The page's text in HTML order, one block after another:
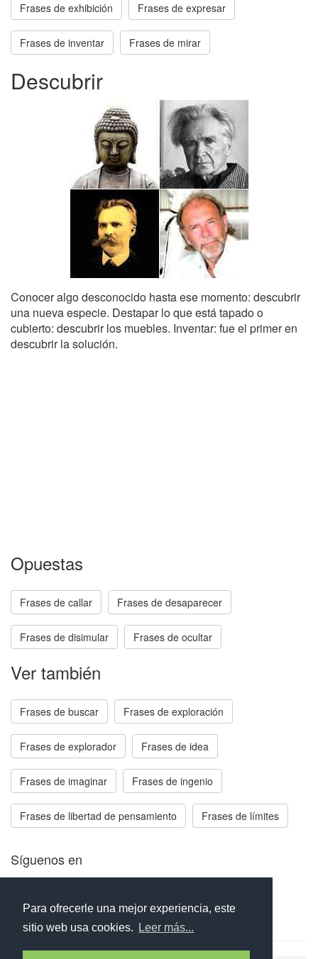
Para ofrecerle una mejor experiencia, este
sitio web usa cookies.
Leer más...
Frases de exhibición Frases de expresar
Frases de inventar Frases de mirar
Descubrir
Conocer algo desconocido hasta ese momento: descubrir
una nueva especie. Destapar lo que está tapado o
cubierto: descubrir los muebles. Inventar: fue el primer en
descubrir la solución.
Opuestas
Frases de callar Frases de desaparecer
Frases de disimular Frases de ocultar
Ver también
Frases de buscar Frases de exploración
Frases de explorador Frases de idea
Frases de imaginar Frases de ingenio
Frases de libertad de pensamiento Frases de límites
Síguenos en